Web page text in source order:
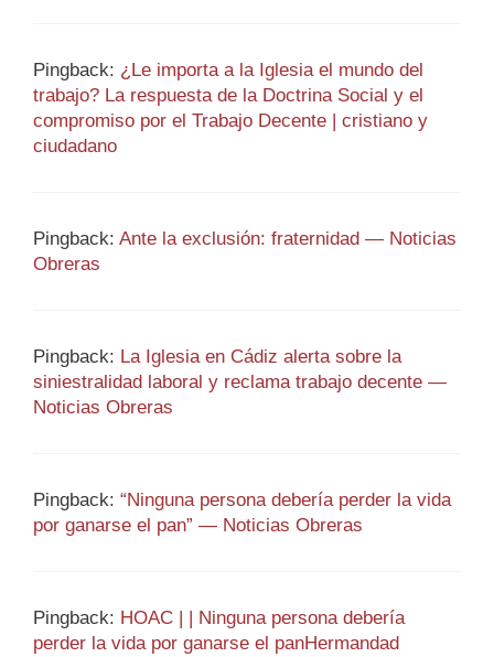
Pingback: ¿Le importa a la Iglesia el mundo del
trabajo? La respuesta de la Doctrina Social y el
compromiso por el Trabajo Decente | cristiano y
ciudadano
Pingback: Ante la exclusión: fraternidad — Noticias
Obreras
Pingback: La Iglesia en Cádiz alerta sobre la
siniestralidad laboral y reclama trabajo decente —
Noticias Obreras
Pingback: “Ninguna persona debería perder la vida
por ganarse el pan” — Noticias Obreras
Pingback: HOAC | | Ninguna persona debería
perder la vida por ganarse el panHermandad